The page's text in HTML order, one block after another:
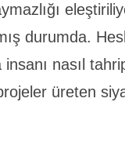
durumda.
nasıl
üreten